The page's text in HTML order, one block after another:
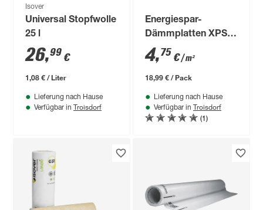
Isover
Universal Stopfwolle
25 l
26,99 €
1,08 € / Liter
Lieferung nach Hause
Verfügbar in Troisdorf
Energiespar-
Dämmplatten XPS 4
mm 8 Stück
4,75 €/ m²
18,99 € / Pack
Lieferung nach Hause
Verfügbar in Troisdorf
(1)